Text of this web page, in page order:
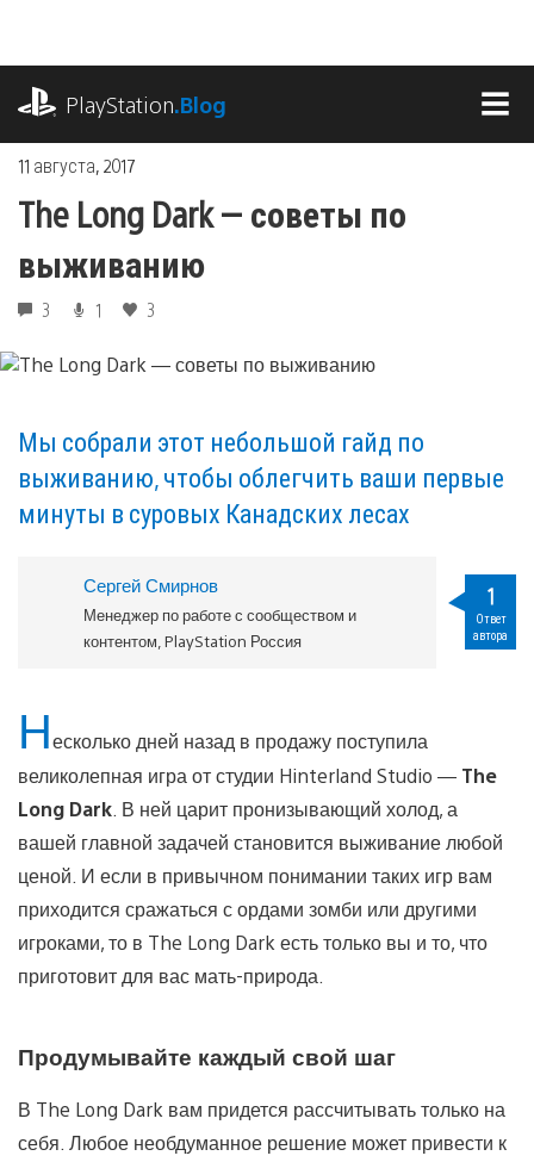
содержимому
PlayStation.Blog
11 августа, 2017
The Long Dark — советы по
выживанию
3 1 3
Мы собрали этот небольшой гайд по
выживанию, чтобы облегчить ваши первые
минуты в суровых Канадских лесах
Сергей Смирнов
Менеджер по работе с сообществом и
контентом, PlayStation Россия
1
Ответ
автора
Несколько дней назад в продажу поступила
великолепная игра от студии Hinterland Studio — The
Long Dark . В ней царит пронизывающий холод, а
вашей главной задачей становится выживание любой
ценой. И если в привычном понимании таких игр вам
приходится сражаться с ордами зомби или другими
игроками, то в The Long Dark есть только вы и то, что
приготовит для вас мать-природа.
Продумывайте каждый свой шаг
В The Long Dark вам придется рассчитывать только на
себя. Любое необдуманное решение может привести к